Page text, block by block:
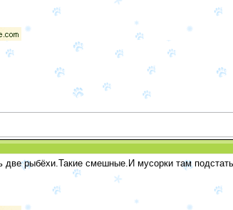
две рыбёхи.Такие смешные.И мусорки там